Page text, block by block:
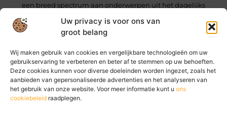
Uw privacy is voor ons van
groot belang
Wij maken gebruik van cookies en vergelijkbare technologieën om uw
gebruikservaring te verbeteren en beter af te stemmen op uw behoeften.
Deze cookies kunnen voor diverse doeleinden worden ingezet, zoals het
aanbieden van gepersonaliseerde advertenties en het analyseren van
het gebruik van onze website. Voor meer informatie kunt u ons
cookiebeleid raadplegen.
een breed spectrum aan onderwerpen uit het dagelijks
Onze informatie
Bericht categorie